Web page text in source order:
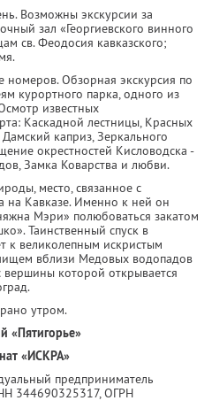
Возможны экскурсии за
зал «Георгиевского винного
св. Феодосия кавказского;
номеров. Обзорная экскурсия по
курортного парка, одного из
известных
Каскадной лестницы, Красных
каприз, Зеркального
окрестностей Кисловодска -
Замка Коварства и любви.
место, связанное с
Кавказе. Именно к ней он
Мэри» полюбоваться закатом
Таинственный спуск в
к великолепным искристым
вблизи Медовых водопадов
вершины которой открывается
утром.
«Пятигорье»
«ИСКРА»
предприниматель
344690325317, ОГРН